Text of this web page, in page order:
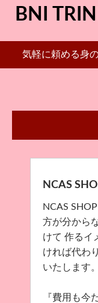
BNI
気軽に頼める身
NCAS
NCAS
方が分から
けて 作るイ
ければ代わ
いたします。
『費用も今